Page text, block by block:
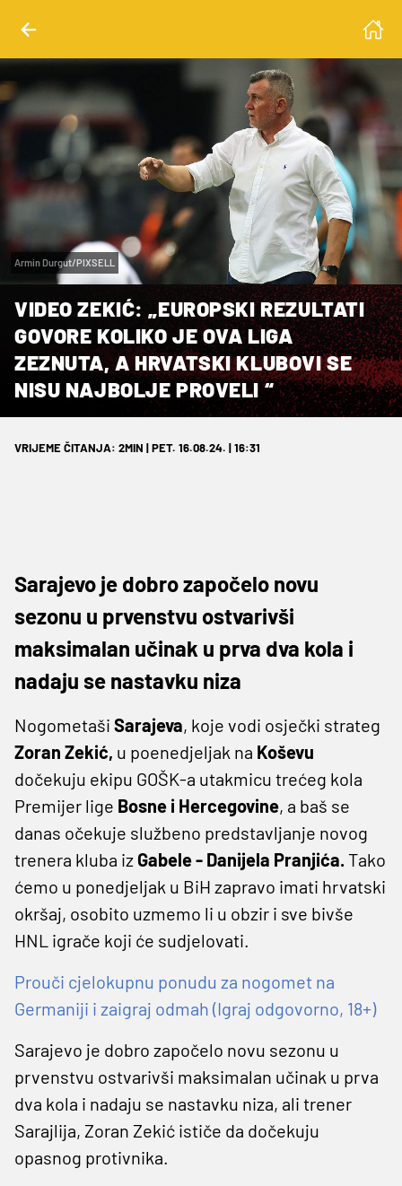
Armin Durgut/PIXSELL
VIDEO ZEKIĆ: „EUROPSKI REZULTATI
GOVORE KOLIKO JE OVA LIGA
ZEZNUTA, A HRVATSKI KLUBOVI SE
NISU NAJBOLJE PROVELI “
VRIJEME ČITANJA: 2MIN | PET. 16.08.24. | 16:31
Sarajevo je dobro započelo novu
sezonu u prvenstvu ostvarivši
maksimalan učinak u prva dva kola i
nadaju se nastavku niza
Nogometaši Sarajeva, koje vodi osječki strateg
Zoran Zekić, u poenedjeljak na Koševu
dočekuju ekipu GOŠK-a utakmicu trećeg kola
Premijer lige Bosne i Hercegovine, a baš se
danas očekuje službeno predstavljanje novog
trenera kluba iz Gabele - Danijela Pranjića.Tako
ćemo u ponedjeljak u BiH zapravo imati hrvatski
okršaj, osobito uzmemo li u obzir i sve bivše
HNL igrače koji će sudjelovati.
Prouči cjelokupnu ponudu za nogomet na
Germaniji i zaigraj odmah (Igraj odgovorno, 18+)
Sarajevo je dobro započelo novu sezonu u
prvenstvu ostvarivši maksimalan učinak u prva
dva kola i nadaju se nastavku niza, ali trener
Sarajlija, Zoran Zekić ističe da dočekuju
opasnog protivnika.